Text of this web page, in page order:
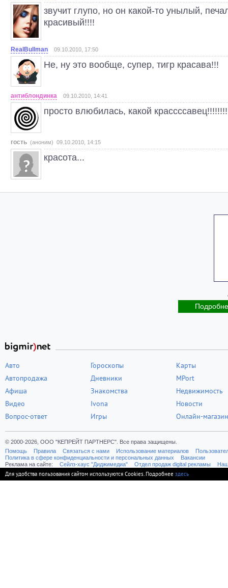
звучит глупо, но он какой-то унылый,
красивый!!!!
RealBullman 09.10.2010, 17:50
Не, ну это вообще, супер, тигр красава!!!
антиблондинка 09.10.2010, 14:41
просто влюбилась, какой крассссавец!!!!!!!!
гость (аноним) 09.10.2010, 14:15
красота...
Авто
Автопродажа
Афиша
Видео
Вопрос-ответ
Гороскопы
Дневники
Знакомства
Ivona
Игры
Карты
MPort
Недвижимость
Новости
Онлайн-магазин
© 2000-2026, ООО "КЕПРЕЙТ ПАРТНЕРС". Все права защищены.
Помощь
Правила Связаться с нами Использование материалов
Политика в сфере конфиденциальности и персональных данных
Вакансии
Реклама на сайте:
Cейлз-хаус "Диджимедиа" Отдел продаж digital рекламы
Для удобства пользования сайтом используются Cookies. Подробнее здесь